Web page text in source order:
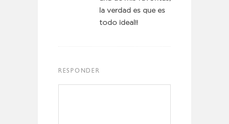
la verdad es que es
todo ideal!!
RESPONDER